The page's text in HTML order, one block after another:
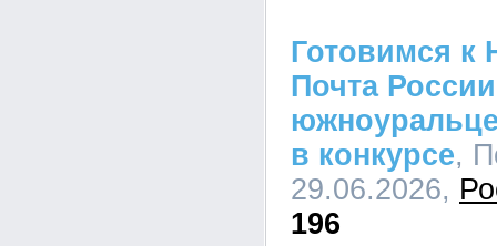
Готовимся к
Почта
в конкурсе,
29.06.2026,
196